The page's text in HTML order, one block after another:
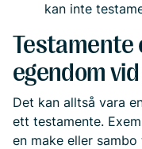
kan inte
Testamente
egendom
Det kan alltså vara
ett testamente.
en make eller